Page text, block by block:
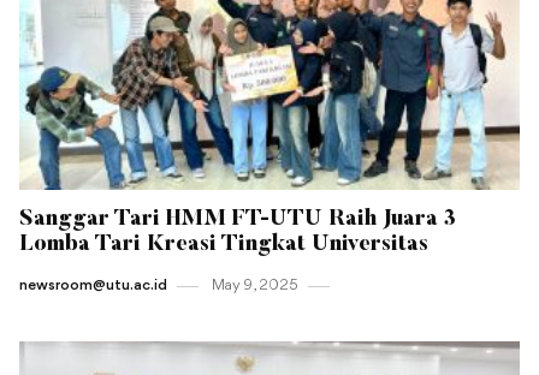
Sanggar Tari HMM FT-UTU Raih Juara 3
Lomba Tari Kreasi Tingkat Universitas
newsroom@utu.ac.id May 9 , 2025